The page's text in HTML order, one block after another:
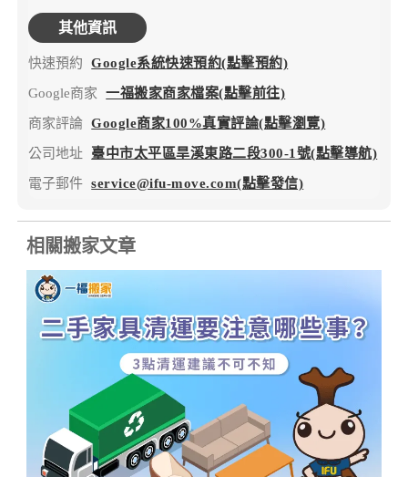
其他資訊
快速預約 Google系統快速預約(點擊預約)
Google商家 一福搬家商家檔案(點擊前往)
商家評論 Google商家100%真實評論(點擊瀏覽)
公司地址 臺中市太平區旱溪東路二段300-1號(點擊導航)
電子郵件 service@ifu-move.com(點擊發信)
相關搬家文章